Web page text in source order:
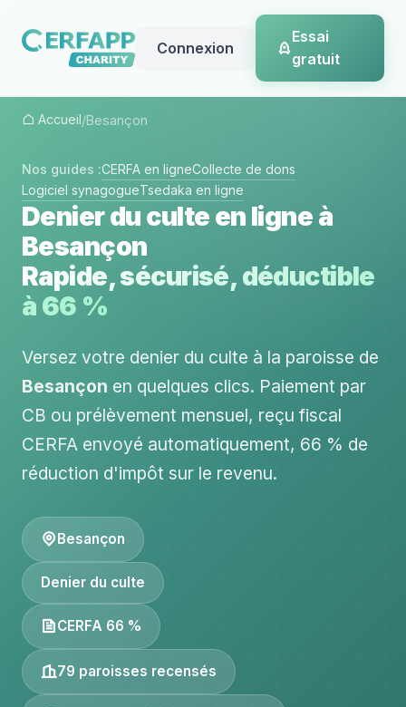
Connexion
Essai
gratuit
Accueil/Besançon
Nos guides :CERFA en ligneCollecte de dons
Logiciel synagogueTsedaka en ligne
Denier du culte en ligne à
Besançon
Rapide, sécurisé, déductible
à 66 %
Versez votre denier du culte à la paroisse de
Besançon en quelques clics. Paiement par
CB ou prélèvement mensuel, reçu fiscal
CERFA envoyé automatiquement, 66 % de
réduction d'impôt sur le revenu.
Besançon
Denier du culte
CERFA 66 %
79 paroisses recensés